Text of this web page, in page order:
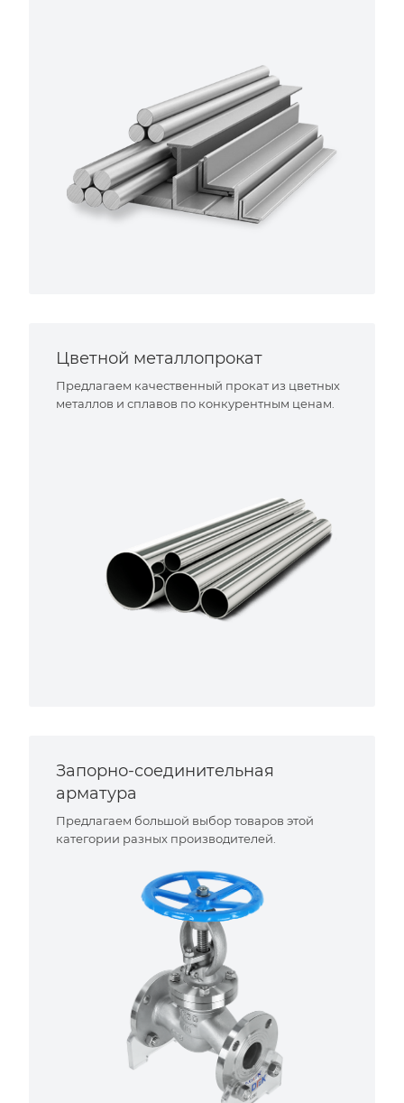
Цветной металлопрокат
Предлагаем качественный прокат из цветных
металлов и сплавов по конкурентным ценам.
Запорно-соединительная
арматура
Предлагаем большой выбор товаров этой
категории разных производителей.